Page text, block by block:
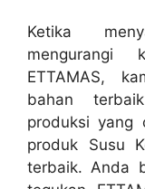
Ketika
mengurangi
ETTAMAS,
bahan
produksi yang
produk Susu
terbaik. Anda